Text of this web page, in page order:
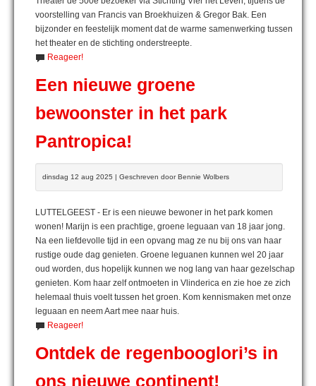
voorstelling van Francis van Broekhuizen & Gregor Bak. Een
bijzonder en feestelijk moment dat de warme samenwerking tussen
het theater en de stichting onderstreepte.
Reageer!
Een nieuwe groene
bewoonster in het park
Pantropica!
dinsdag 12 aug 2025 | Geschreven door Bennie Wolbers
LUTTELGEEST - Er is een nieuwe bewoner in het park komen
wonen! Marijn is een prachtige, groene leguaan van 18 jaar jong.
Na een liefdevolle tijd in een opvang mag ze nu bij ons van haar
rustige oude dag genieten. Groene leguanen kunnen wel 20 jaar
oud worden, dus hopelijk kunnen we nog lang van haar gezelschap
genieten. Kom haar zelf ontmoeten in Vlinderica en zie hoe ze zich
helemaal thuis voelt tussen het groen. Kom kennismaken met onze
leguaan en neem Aart mee naar huis.
Reageer!
Ontdek de regenbooglori’s in
ons nieuwe continent!